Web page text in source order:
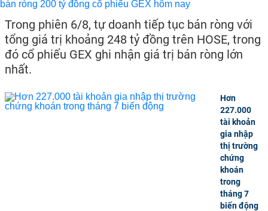
Trong phiên 6/8, tự doanh tiếp tục bán ròng với
tổng giá trị khoảng 248 tỷ đồng trên HOSE, trong
đó cổ phiếu GEX ghi nhận giá trị bán ròng lớn
nhất.
Hơn
227.000
tài khoản
gia nhập
thị trường
chứng
khoán
trong
tháng 7
biến động